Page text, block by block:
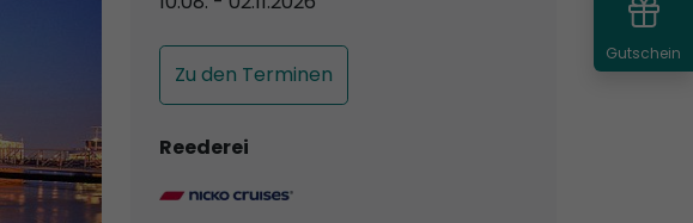
Zu den Terminen
Reederei
Gutschein